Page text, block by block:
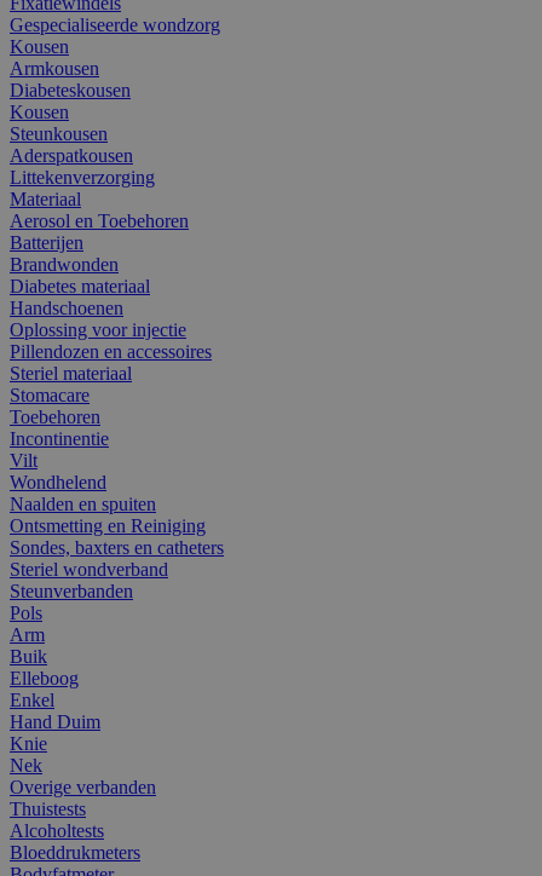
Gespecialiseerde wondzorg
Kousen
Armkousen
Diabeteskousen
Kousen
Steunkousen
Aderspatkousen
Littekenverzorging
Materiaal
Aerosol en Toebehoren
Batterijen
Brandwonden
Diabetes materiaal
Handschoenen
Oplossing voor injectie
Pillendozen en accessoires
Steriel materiaal
Stomacare
Toebehoren
Incontinentie
Vilt
Wondhelend
Naalden en spuiten
Ontsmetting en Reiniging
Sondes, baxters en catheters
Steriel wondverband
Steunverbanden
Pols
Arm
Buik
Elleboog
Enkel
Hand Duim
Knie
Nek
Overige verbanden
Thuistests
Alcoholtests
Bloeddrukmeters